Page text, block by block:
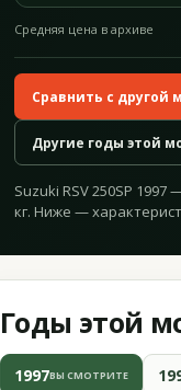
Средняя цена в архиве
Сравнить с другой
Другие годы этой
Suzuki RSV 250SP 1997
кг. Ниже —
Годы этой
1997ВЫ СМОТРИТЕ